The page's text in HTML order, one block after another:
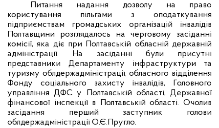
Питання надання дозволу на право
користування пільгами з оподаткування
підприємствам громадських організацій інвалідів
Полтавщини розглядалось на черговому засіданні
комісії, яка діє при Полтавській обласній державній
адміністрації. На засіданні були присутні
представники Департаменту інфраструктури та
туризму облдержадміністрації, обласного відділення
Фонду соціального захисту інвалідів, Головного
управління ДФС у Полтавській області, Державної
фінансової інспекції в Полтавській області. Очолив
засідання перший заступник голови
облдержадміністрації О.Є.Пругло.